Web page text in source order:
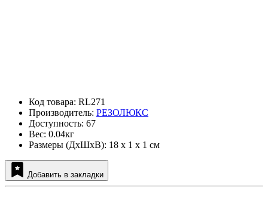
Код товара: RL271
Производитель: РЕЗОЛЮКС
Доступность: 67
Вес: 0.04кг
Размеры (ДxШxВ): 18 x 1 x 1 см
Добавить в закладки